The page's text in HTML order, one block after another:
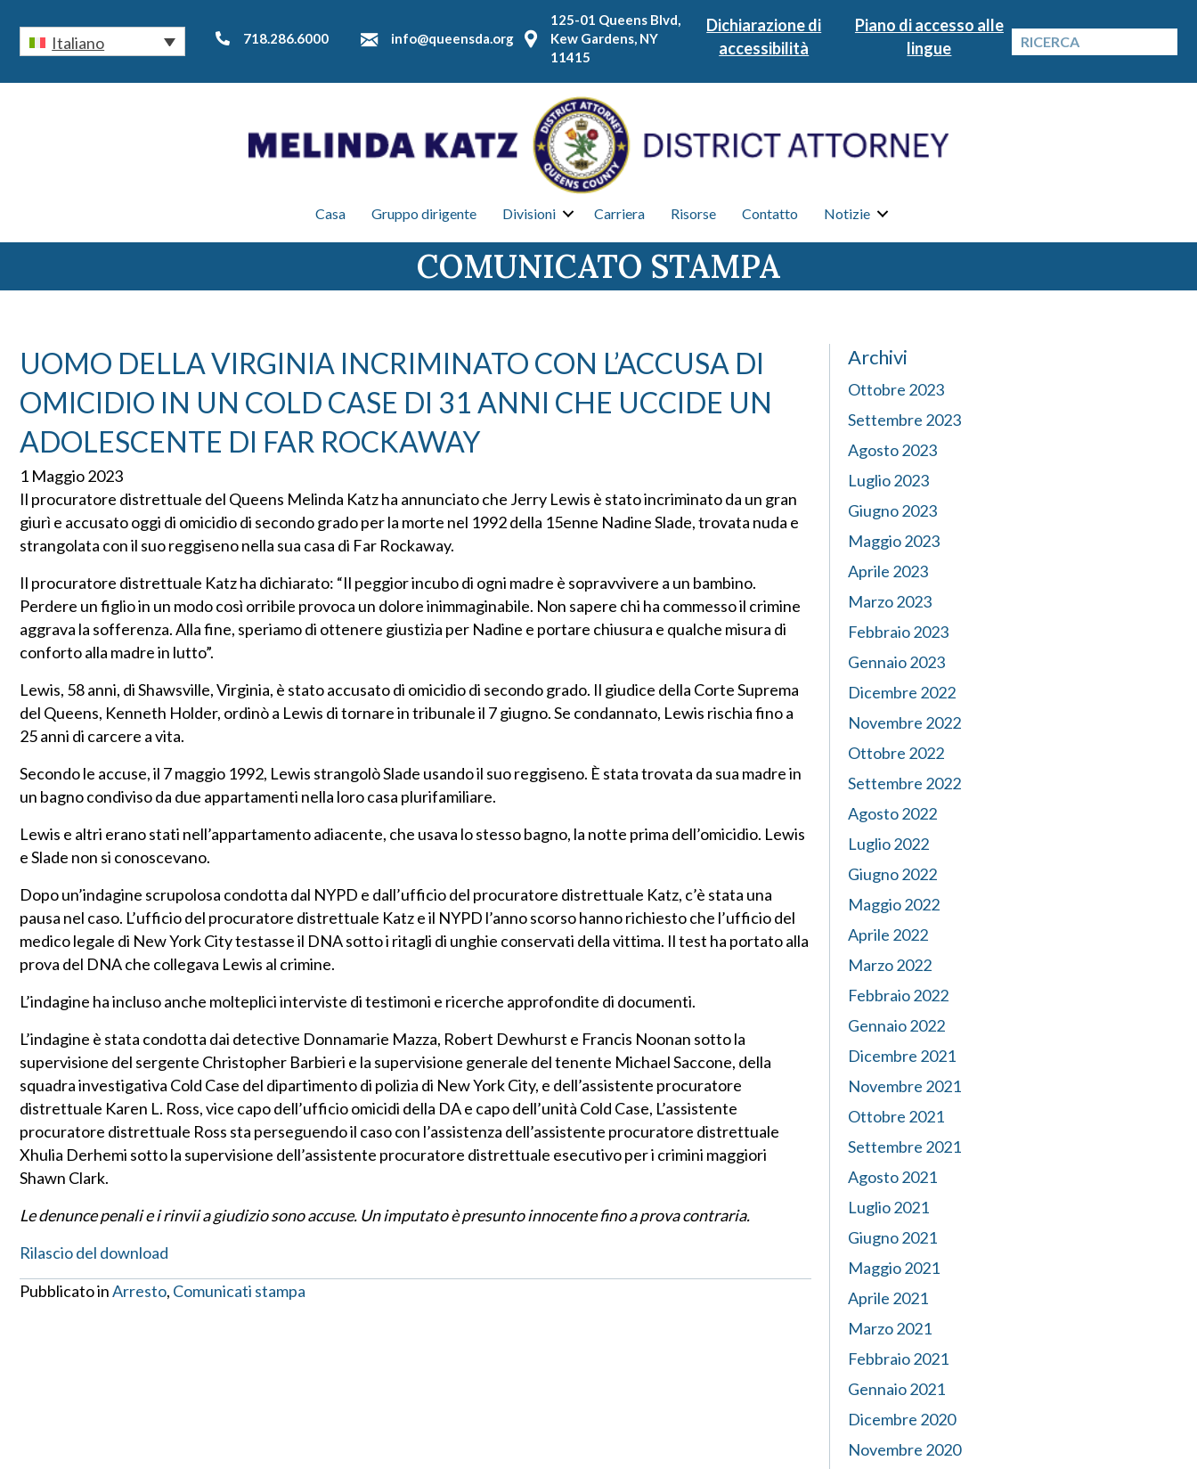
Italiano 718.286.6000 info@queensda.org
125-01 Queens Blvd,
Kew Gardens, NY
11415
Dichiarazione di
accessibilità
Piano di accesso alle
lingue
Casa Gruppo dirigente Divisioni Carriera Risorse Contatto Notizie
COMUNICATO STAMPA
UOMO DELLA VIRGINIA INCRIMINATO CON L’ACCUSA DI
OMICIDIO IN UN COLD CASE DI 31 ANNI CHE UCCIDE UN
ADOLESCENTE DI FAR ROCKAWAY
1 Maggio 2023
Il procuratore distrettuale del Queens Melinda Katz ha annunciato che Jerry Lewis è stato incriminato da un gran
giurì e accusato oggi di omicidio di secondo grado per la morte nel 1992 della 15enne Nadine Slade, trovata nuda e
strangolata con il suo reggiseno nella sua casa di Far Rockaway.
Il procuratore distrettuale Katz ha dichiarato: “Il peggior incubo di ogni madre è sopravvivere a un bambino.
Perdere un figlio in un modo così orribile provoca un dolore inimmaginabile. Non sapere chi ha commesso il crimine
aggrava la sofferenza. Alla fine, speriamo di ottenere giustizia per Nadine e portare chiusura e qualche misura di
conforto alla madre in lutto”.
Lewis, 58 anni, di Shawsville, Virginia, è stato accusato di omicidio di secondo grado. Il giudice della Corte Suprema
del Queens, Kenneth Holder, ordinò a Lewis di tornare in tribunale il 7 giugno. Se condannato, Lewis rischia fino a
25 anni di carcere a vita.
Secondo le accuse, il 7 maggio 1992, Lewis strangolò Slade usando il suo reggiseno. È stata trovata da sua madre in
un bagno condiviso da due appartamenti nella loro casa plurifamiliare.
Lewis e altri erano stati nell’appartamento adiacente, che usava lo stesso bagno, la notte prima dell’omicidio. Lewis
e Slade non si conoscevano.
Dopo un’indagine scrupolosa condotta dal NYPD e dall’ufficio del procuratore distrettuale Katz, c’è stata una
pausa nel caso. L’ufficio del procuratore distrettuale Katz e il NYPD l’anno scorso hanno richiesto che l’ufficio del
medico legale di New York City testasse il DNA sotto i ritagli di unghie conservati della vittima. Il test ha portato alla
prova del DNA che collegava Lewis al crimine.
L’indagine ha incluso anche molteplici interviste di testimoni e ricerche approfondite di documenti.
L’indagine è stata condotta dai detective Donnamarie Mazza, Robert Dewhurst e Francis Noonan sotto la
supervisione del sergente Christopher Barbieri e la supervisione generale del tenente Michael Saccone, della
squadra investigativa Cold Case del dipartimento di polizia di New York City, e dell’assistente procuratore
distrettuale Karen L. Ross, vice capo dell’ufficio omicidi della DA e capo dell’unità Cold Case, L’assistente
procuratore distrettuale Ross sta perseguendo il caso con l’assistenza dell’assistente procuratore distrettuale
Xhulia Derhemi sotto la supervisione dell’assistente procuratore distrettuale esecutivo per i crimini maggiori
Shawn Clark.
Le denunce penali e i rinvii a giudizio sono accuse. Un imputato è presunto innocente fino a prova contraria.
Rilascio del download
Pubblicato inArresto, Comunicati stampa
Archivi
Ottobre 2023
Settembre 2023
Agosto 2023
Luglio 2023
Giugno 2023
Maggio 2023
Aprile 2023
Marzo 2023
Febbraio 2023
Gennaio 2023
Dicembre 2022
Novembre 2022
Ottobre 2022
Settembre 2022
Agosto 2022
Luglio 2022
Giugno 2022
Maggio 2022
Aprile 2022
Marzo 2022
Febbraio 2022
Gennaio 2022
Dicembre 2021
Novembre 2021
Ottobre 2021
Settembre 2021
Agosto 2021
Luglio 2021
Giugno 2021
Maggio 2021
Aprile 2021
Marzo 2021
Febbraio 2021
Gennaio 2021
Dicembre 2020
Novembre 2020